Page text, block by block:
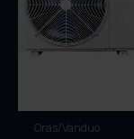
Oras/Vanduo